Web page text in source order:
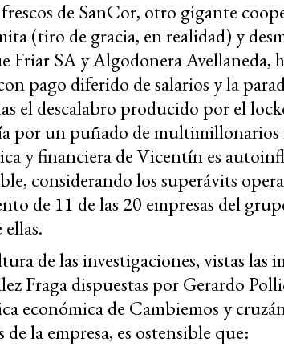
de SanCor, otro gigante
(tiro de gracia, en realidad) y
Friar SA y Algodonera Avellaneda,
pago diferido de salarios y la
el descalabro producido por el
por un puñado de multimillonarios
y financiera de Vicentín es
considerando los superávits
de 11 de las 20 empresas del
ellas.
de las investigaciones, vistas
Fraga dispuestas por Gerardo
económica de Cambiemos y
la empresa, es ostensible que: